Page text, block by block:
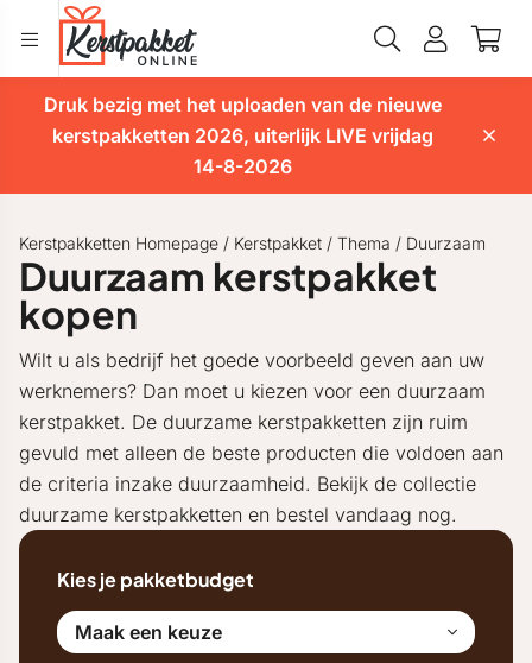
Druk bezig met het uploaden van de nieuwe
kerstpakketten 2026, uiterlijk LIVE vrijdag
14-8-2026
Kerstpakketten Homepage / Kerstpakket / Thema / Duurzaam
Duurzaam kerstpakket
kopen
Wilt u als bedrijf het goede voorbeeld geven aan uw
werknemers? Dan moet u kiezen voor een duurzaam
kerstpakket. De duurzame kerstpakketten zijn ruim
gevuld met alleen de beste producten die voldoen aan
de criteria inzake duurzaamheid. Bekijk de collectie
duurzame kerstpakketten en bestel vandaag nog.
Kies je pakketbudget
Maak een keuze